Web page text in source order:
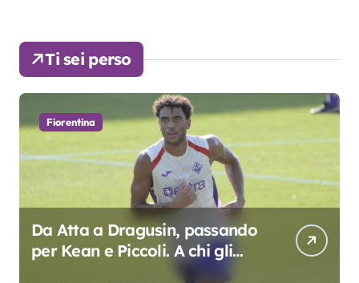
Ti sei perso
Fiorentina
Da Atta a Dragusin, passando
per Kean e Piccoli. A chi gli
oscar del precampionato?